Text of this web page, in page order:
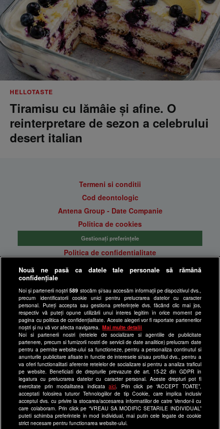
HELLOTASTE
Tiramisu cu lămâie și afine. O
reinterpretare de sezon a celebrului
desert italian
Termeni si conditii
Cod deontologic
Antena Group - Date Companie
Politica de cookies
Gestionați preferințele
Politica de confidentialitate
Anunturi gratuite pe Lajumate.ro
Program Happy Channel
Echipa editorială
Site-uri Antena Group
a1.ro
antenastars.ro
as.ro
catine.ro
chefi.ro
deparinti.ro
medicool.ro
Nouă ne pasă ca datele tale personale să rămână
confidențiale
Noi și partenerii noștri589 stocăm și/sau accesăm informații pe dispozitivul dvs.,
precum identificatorii cookie unici pentru prelucrarea datelor cu caracter
personal. Puteți accepta sau gestiona preferințele dvs. făcând clic mai jos,
respectiv vă puteți opune utilizării unui interes legitim în orice moment pe
pagina cu politica de confidențialitate. Aceste alegeri vor fi raportate partenerilor
noștri și nu vă vor afecta navigarea.
Mai multe detalii
Noi si partenerii nostri (retelele de socializare si agentiile de publicitate
partenere, precum si furnizorii nostri de servicii de date analitice) prelucram date
pentru a permite website-ului sa functioneze, pentru a personaliza continutul si
anunturile publicitare afisate in functie de interesele si/sau profilul dvs., pentru a
va oferi functionalitati aferente retelelor de socializare si pentru a analiza traficul
pe website. Beneficiati de drepturile prevazute de art. 15-22 din GDPR in
legatura cu prelucrarea datelor cu caracter personal. Aceste drepturi pot fi
exercitate prin modalitatea indicataaici . Prin click pe “ACCEPT TOATE”,
acceptati folosirea tuturor Tehnologiilor de tip Cookie, care implica inclusiv
acceptul dvs. cu privire la stocarea/accesarea informatiilor de catre Vendor-ii cu
care colaboram. Prin click pe “VREAU SA MODIFIC SETARILE INDIVIDUAL”
puteti schimba preferintele in mod individual, mai putin cele legate de cookie
strict necesare pentru functionarea website-ului.